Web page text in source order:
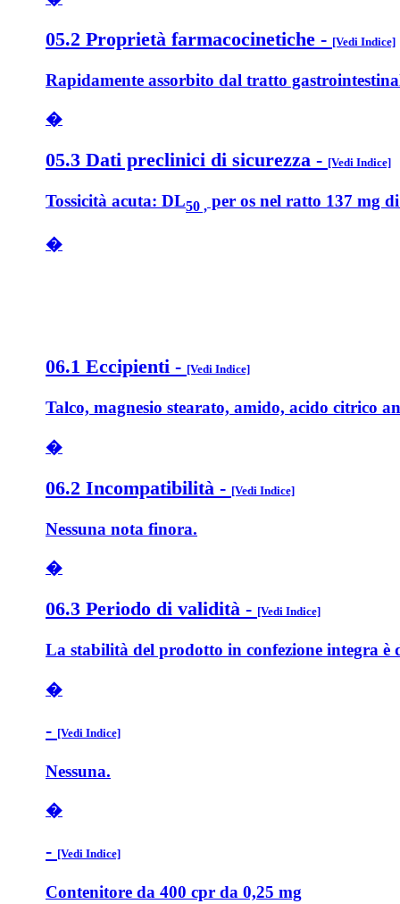
05.2 Proprietà farmacocinetiche - [Vedi Indice]
Rapidamente assorbito dal tratto
�
05.3 Dati preclinici di sicurezza - [Vedi Indice]
Tossicità acuta: DL50 , per os nel ratto 137 mg
�
06.1 Eccipienti - [Vedi Indice]
Talco, magnesio stearato, amido, acido citrico
�
06.2 Incompatibilità - [Vedi Indice]
Nessuna nota finora.
�
06.3 Periodo di validità - [Vedi Indice]
La stabilità del prodotto in confezione integra è
�
- [Vedi Indice]
Nessuna.
�
- [Vedi Indice]
Contenitore da 400 cpr da 0,25 mg